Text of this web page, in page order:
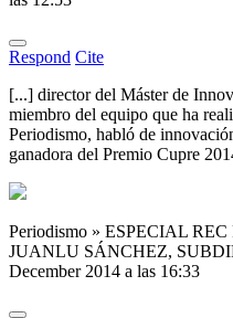
Respond Cite
[...] director del Máster de
miembro del equipo que ha
Periodismo, habló de
ganadora del Premio Cupre
Periodismo » ESPECIAL
JUANLU SÁNCHEZ,
December 2014 a las 16:33